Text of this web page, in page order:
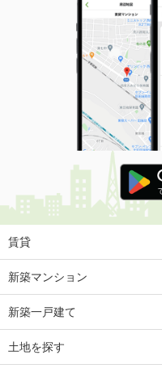
賃貸
新築マンション
新築一戸建て
土地を探す